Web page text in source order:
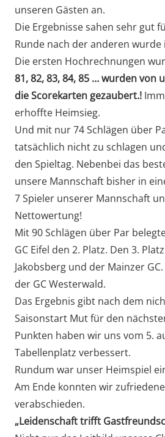
unseren Gästen an.
Die Ergebnisse sahen sehr gut
Runde nach der anderen
Die ersten Hochrechnungen
81, 82, 83, 84, 85 … wurdenvon
die Scorekarten gezaubert.!
erhoffte Heimsieg.
Und mit nur 74 Schlägen über
tatsächlich nicht zu schlagen
den Spieltag. Nebenbei das
unsere Mannschaft bisher in
7 Spieler unserer Mannschaft
Nettowertung!
Mit 90 Schlägen über Par
GC Eifel den 2. Platz. Den 3.
Jakobsberg und der Mainzer
der GC Westerwald.
Das Ergebnis gibt nach dem
Saisonstart Mut für den
Punkten haben wir uns vom 5.
Tabellenplatz verbessert.
Rundum war unser Heimspiel
Am Ende konnten wir
verabschieden.
„Leidenschaft trifft